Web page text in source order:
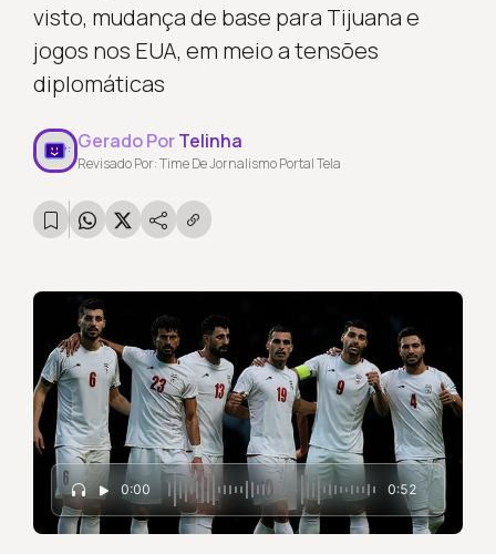
visto, mudança de base para Tijuana e
jogos nos EUA, em meio a tensões
diplomáticas
Gerado PorTelinha
Revisado Por: Time De Jornalismo Portal Tela
0:00 0:52